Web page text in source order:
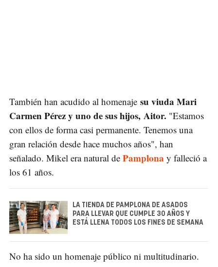
También han acudido al homenaje su viuda Mari
Carmen Pérez y uno de sus hijos, Aitor. "Estamos
con ellos de forma casi permanente. Tenemos una
gran relación desde hace muchos años", han
señalado. Mikel era natural de Pamplona y falleció a
los 61 años.
LA TIENDA DE PAMPLONA DE ASADOS
PARA LLEVAR QUE CUMPLE 30 AÑOS Y
ESTÁ LLENA TODOS LOS FINES DE SEMANA
No ha sido un homenaje público ni multitudinario.